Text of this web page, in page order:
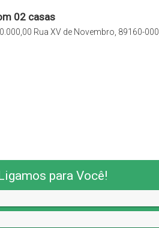
02 casas
Rua XV de Novembro, 89160-000,
para Você!